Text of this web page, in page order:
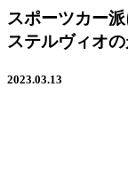
スポーツカー
ステルヴィオ
2023.03.13